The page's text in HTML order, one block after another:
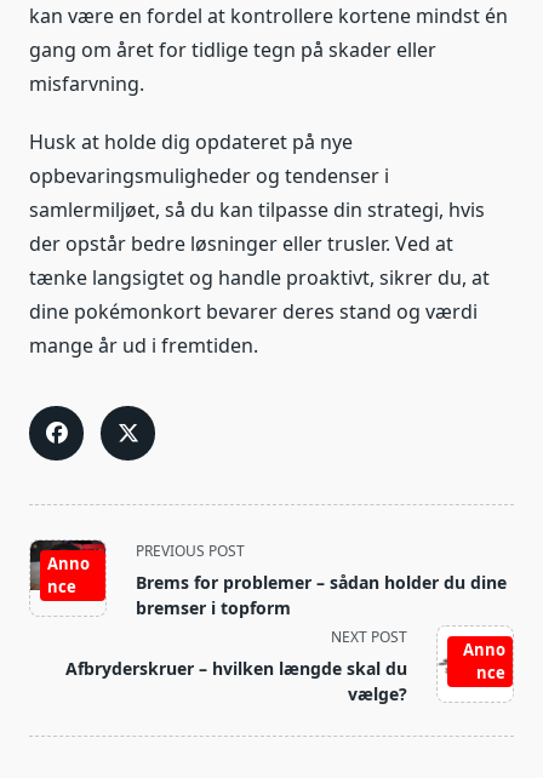
kan være en fordel at kontrollere kortene mindst én
gang om året for tidlige tegn på skader eller
misfarvning.
Husk at holde dig opdateret på nye
opbevaringsmuligheder og tendenser i
samlermiljøet, så du kan tilpasse din strategi, hvis
der opstår bedre løsninger eller trusler. Ved at
tænke langsigtet og handle proaktivt, sikrer du, at
dine pokémonkort bevarer deres stand og værdi
mange år ud i fremtiden.
<span
class="nav-
subtitle
reader-
Anno
nce
PREVIOUS POST
Brems for problemer – sådan holder du dine
bremser i topform
Anno
nce
NEXT POST
Afbryderskruer – hvilken længde skal du
vælge?